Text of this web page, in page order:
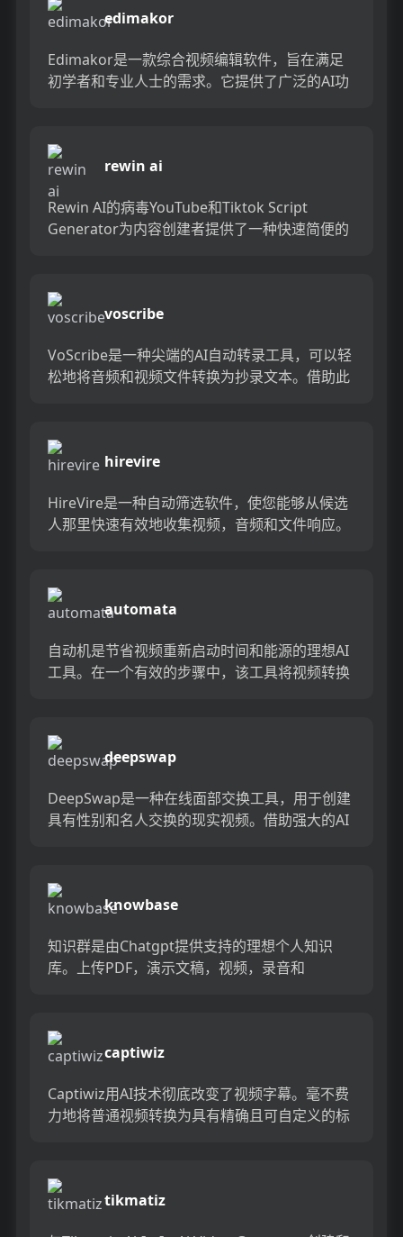
edimakor
Edimakor是一款综合视频编辑软件，旨在满足
初学者和专业人士的需求。它提供了广泛的AI功
rewin ai
Rewin AI的病毒YouTube和Tiktok Script
Generator为内容创建者提供了一种快速简便的
voscribe
VoScribe是一种尖端的AI自动转录工具，可以轻
松地将音频和视频文件转换为抄录文本。借助此
hirevire
HireVire是一种自动筛选软件，使您能够从候选
人那里快速有效地收集视频，音频和文件响应。
automata
自动机是节省视频重新启动时间和能源的理想AI
工具。在一个有效的步骤中，该工具将视频转换
deepswap
DeepSwap是一种在线面部交换工具，用于创建
具有性别和名人交换的现实视频。借助强大的AI
knowbase
知识群是由Chatgpt提供支持的理想个人知识
库。上传PDF，演示文稿，视频，录音和
captiwiz
Captiwiz用AI技术彻底改变了视频字幕。毫不费
力地将普通视频转换为具有精确且可自定义的标
tikmatiz